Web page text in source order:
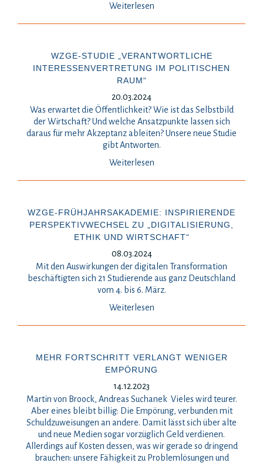
Weiterlesen
WZGE-STUDIE „VERANTWORTLICHE
INTERESSENVERTRETUNG IM POLITISCHEN
RAUM“
20.03.2024
Was erwartet die Öffentlichkeit? Wie ist das Selbstbild
der Wirtschaft? Und welche Ansatzpunkte lassen sich
daraus für mehr Akzeptanz ableiten? Unsere neue Studie
gibt Antworten.
Weiterlesen
WZGE-FRÜHJAHRSAKADEMIE: INSPIRIERENDE
PERSPEKTIVWECHSEL ZU „DIGITALISIERUNG,
ETHIK UND WIRTSCHAFT“
08.03.2024
Mit den Auswirkungen der digitalen Transformation
beschäftigten sich 21 Studierende aus ganz Deutschland
vom 4. bis 6. März.
Weiterlesen
MEHR FORTSCHRITT VERLANGT WENIGER
EMPÖRUNG
14.12.2023
Martin von Broock, Andreas Suchanek Vieles wird teurer.
Aber eines bleibt billig: Die Empörung, verbunden mit
Schuldzuweisungen an andere. Damit lässt sich über alte
und neue Medien sogar vorzüglich Geld verdienen.
Allerdings auf Kosten dessen, was wir gerade so dringend
brauchen: unsere Fähigkeit zu Problemlösungen und